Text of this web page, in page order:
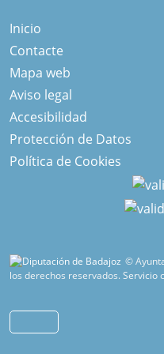
Inicio
Contacte
Mapa web
Aviso legal
Accesibilidad
Protección de Datos
Política de Cookies
©
los derechos reservados.Servicio